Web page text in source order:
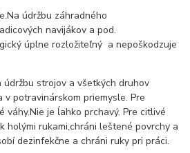
údržbu záhradného
navijákov a pod.
rozložiteľný a nepoškodzuje
údržbu strojov a všetkých druhov
potravinárskom priemysle. Pre
je ĺahko prchavý. Pre citlivé
holými rukami,chráni leštené povrchy a
dezinfekčne a chráni ruky pri práci.